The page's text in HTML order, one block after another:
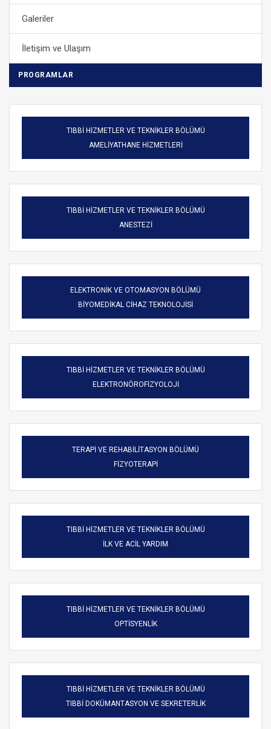
Galeriler
İletişim ve Ulaşım
PROGRAMLAR
TIBBİ HİZMETLER VE TEKNİKLER BÖLÜMÜ
AMELİYATHANE HİZMETLERİ
TIBBİ HİZMETLER VE TEKNİKLER BÖLÜMÜ
ANESTEZİ
ELEKTRONİK VE OTOMASYON BÖLÜMÜ
BİYOMEDİKAL CİHAZ TEKNOLOJİSİ
TIBBİ HİZMETLER VE TEKNİKLER BÖLÜMÜ
ELEKTRONÖROFİZYOLOJİ
TERAPİ VE REHABİLİTASYON BÖLÜMÜ
FİZYOTERAPİ
TIBBİ HİZMETLER VE TEKNİKLER BÖLÜMÜ
İLK VE ACİL YARDIM
TIBBİ HİZMETLER VE TEKNİKLER BÖLÜMÜ
OPTİSYENLİK
TIBBİ HİZMETLER VE TEKNİKLER BÖLÜMÜ
TIBBİ DOKÜMANTASYON VE SEKRETERLİK